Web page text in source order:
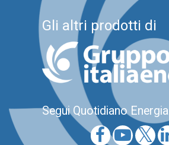
Gli altri prodotti di
Segui Quotidiano Energia